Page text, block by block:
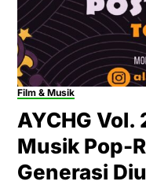
Film & Musik
AYCHG
Musik Pop-
Generasi